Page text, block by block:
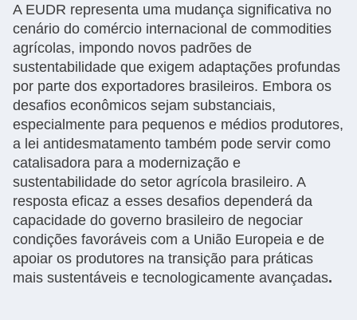
A EUDR representa uma mudança significativa no
cenário do comércio internacional de commodities
agrícolas, impondo novos padrões de
sustentabilidade que exigem adaptações profundas
por parte dos exportadores brasileiros. Embora os
desafios econômicos sejam substanciais,
especialmente para pequenos e médios produtores,
a lei antidesmatamento também pode servir como
catalisadora para a modernização e
sustentabilidade do setor agrícola brasileiro. A
resposta eficaz a esses desafios dependerá da
capacidade do governo brasileiro de negociar
condições favoráveis com a União Europeia e de
apoiar os produtores na transição para práticas
mais sustentáveis e tecnologicamente avançadas.